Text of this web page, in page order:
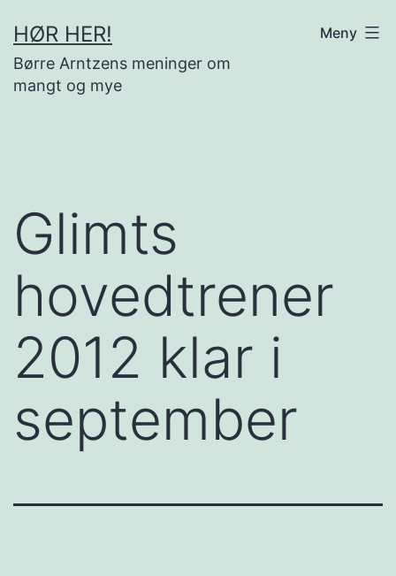
til
innhold
HØR HER!
Børre Arntzens meninger om
mangt og mye
Meny
Glimts
hovedtrener
2012 klar i
september